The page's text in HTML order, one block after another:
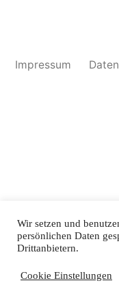
Impressum
Wir setzen und
persönlichen Daten
Drittanbietern.
Cookie Einstellungen